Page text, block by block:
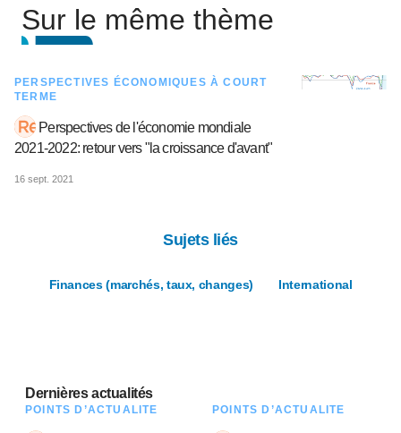
Sur le même thème
PERSPECTIVES ÉCONOMIQUES À COURT
TERME
Perspectives de l'économie mondiale
2021-2022: retour vers "la croissance d'avant"
16 sept. 2021
Sujets liés
Finances (marchés, taux, changes) International
Dernières actualités
POINTS D’ACTUALITÉ POINTS D’ACTUALITÉ